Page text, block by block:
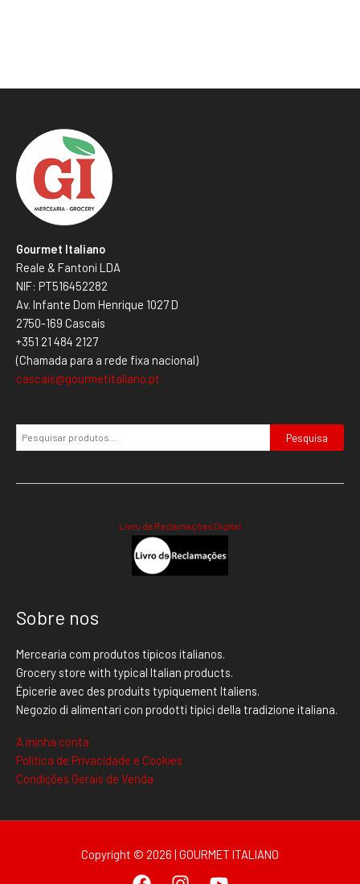
Gourmet Italiano
Reale & Fantoni LDA
NIF: PT516452282
Av. Infante Dom Henrique 1027 D
2750-169 Cascais
+351 21 484 2127
(Chamada para a rede fixa nacional)
cascais@gourmetitaliano.pt
Pesquisa
Livro de Reclamações Digital
Sobre nos
Mercearia com produtos típicos italianos.
Grocery store with typical Italian products.
Épicerie avec des produits typiquement Italiens.
Negozio di alimentari con prodotti tipici della tradizione italiana.
A minha conta
Politica de Privacidade e Cookies
Condições Gerais de Venda
Copyright © 2026 | GOURMET ITALIANO